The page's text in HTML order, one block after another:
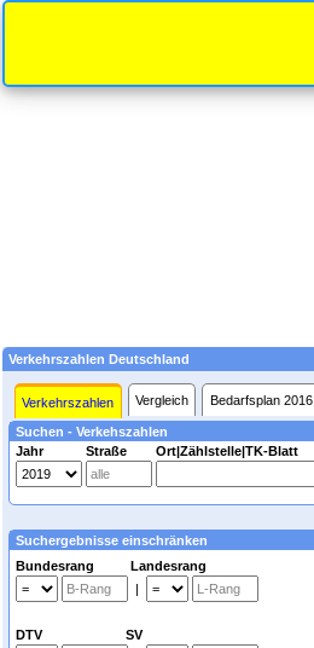
Verkehrszahlen Deutschland
Verkehrszahlen Vergleich Bedarfsplan 2016
Suchen - Verkehszahlen
Jahr
Straße Ort|Zählstelle|TK-Blatt
Suchergebnisse einschränken
Bundesrang Landesrang
|
DTV SV